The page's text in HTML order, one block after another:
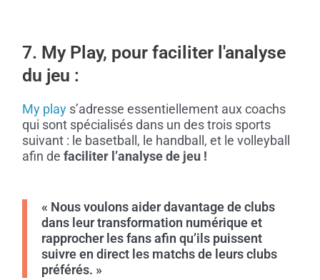
7. My Play, pour faciliter l'analyse
du jeu :
My play s’adresse essentiellement aux coachs
qui sont spécialisés dans un des trois sports
suivant : le basetball, le handball, et le volleyball
afin de faciliter l’analyse de jeu !
« Nous voulons aider davantage de clubs
dans leur transformation numérique et
rapprocher les fans afin qu’ils puissent
suivre en direct les matchs de leurs clubs
préférés. »